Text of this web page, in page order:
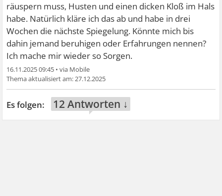
räuspern muss, Husten und einen dicken Kloß im Hals
habe. Natürlich kläre ich das ab und habe in drei
Wochen die nächste Spiegelung. Könnte mich bis
dahin jemand beruhigen oder Erfahrungen nennen?
Ich mache mir wieder so Sorgen.
16.11.2025 09:45 •
27.12.2025
12 Antworten ↓